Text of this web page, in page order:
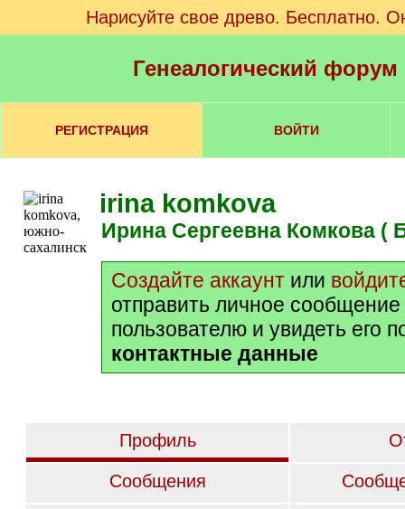
Нарисуйте свое древо. Бесплатно.
Генеалогический
РЕГИСТРАЦИЯ ВОЙТИ
irina komkova
Ирина Сергеевна Комкова (
Создайте аккаунт или
отправить личное сообщение
пользователю и увидеть его
контактные данные
Профиль
Сообщения